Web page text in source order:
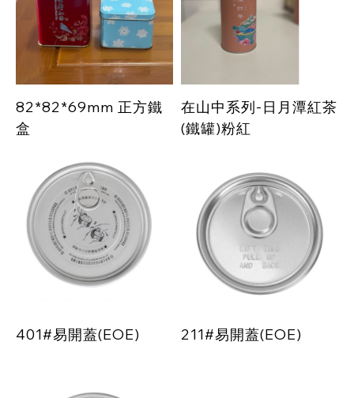
82*82*69mm 正方鐵
盒
在山中系列-日月潭紅茶
(鐵罐)粉紅
401#易開蓋(EOE) 211#易開蓋(EOE)